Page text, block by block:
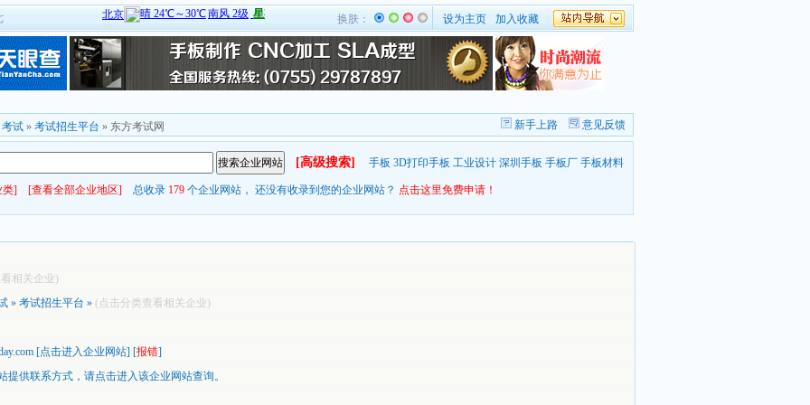
换肤： 设为主页 加入收藏
考试 » 考试招生平台 » 东方考试网 新手上路 意见反馈
[高级搜索] 手板 3D打印手板 工业设计 深圳手板 手板厂 手板材料
类] [查看全部企业地区] 总收录 179 个企业网站， 还没有收录到您的企业网站？ 点击这里免费申请！
相关企业)
» 考试招生平台 » (点击分类查看相关企业)
[点击进入企业网站] [报错]
提供联系方式， 请点击进入该企业网站查询。